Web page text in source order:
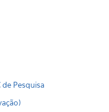
Pesquisa